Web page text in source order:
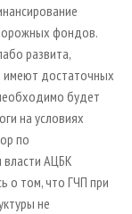
фондов.
развита,
достаточных
будет
на условиях
по
власти АЦБК
о том, что ГЧП при
не